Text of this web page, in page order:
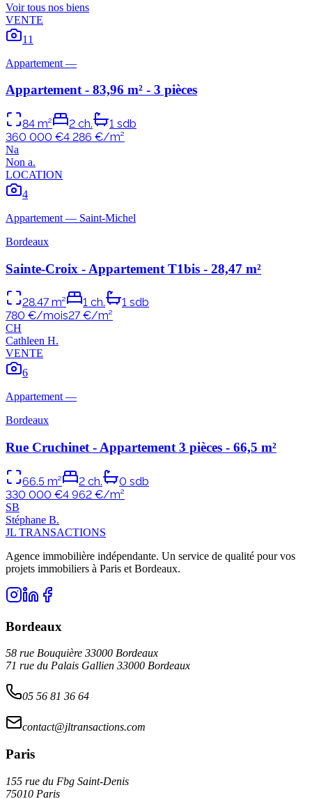
Voir tous nos biens
VENTE
11
Appartement —
Appartement - 83,96 m² - 3 pièces
84 m² 2 ch. 1 sdb
360 000 €4 286 €/m²
Na
Non a.
LOCATION
4
Appartement — Saint-Michel
Bordeaux
Sainte-Croix - Appartement T1bis - 28,47 m²
28.47m² 1 ch. 1 sdb
780 €/mois27€/m²
CH
Cathleen H.
VENTE
6
Appartement—
Bordeaux
Rue Cruchinet - Appartement 3 pièces - 66,5 m²
66.5 m² 2 ch. 0 sdb
330 000 €4 962 €/m²
SB
Stéphane B.
JL TRANSACTIONS
Agence immobilière indépendante. Un service de qualité pour vos
projets immobiliers à Paris et Bordeaux.
Bordeaux
58 rue Bouquière 33000 Bordeaux
71 rue du Palais Gallien 33000 Bordeaux
05 56 81 36 64
contact@jltransactions.com
Paris
155 rue du Fbg Saint-Denis
75010 Paris